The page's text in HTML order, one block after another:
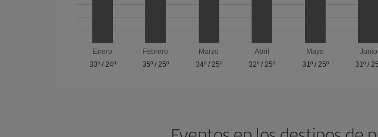
Enero
33º/ 24º
Febrero
35º /25º
Marzo
34º/ 25º
Abril
32º /25º
Mayo
31º/ 25º
Junio
31º /